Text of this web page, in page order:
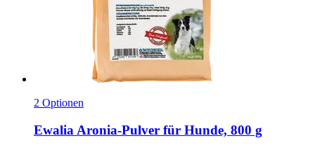
2 Optionen
Ewalia Aronia-​Pulver für Hunde, 800 g